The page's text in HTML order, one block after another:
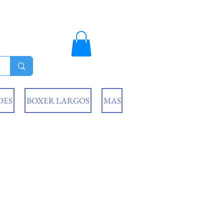
BOXER LARGOS MAS